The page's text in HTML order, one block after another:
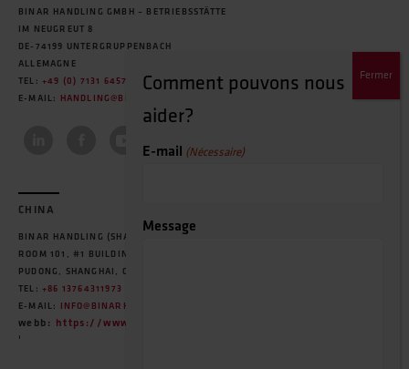
BINAR HANDLING GMBH – BETRIEBSSTÄTTE
IM NEUGREUT 8
DE-74199 UNTERGRUPPENBACH
ALLEMAGNE
TEL: +49 (0) 7131 64575-0
E-MAIL:
HANDLING@BINARHANDLING.DE
CHINA
BINAR HANDLING (SHANGHAI) CO., LTD.
ROOM 101, #1 BUILDING, NO.20, LANE 455, MIAO QIAO ROAD,
PUDONG, SHANGHAI, CHINA
TEL: +86 13764311973
E-MAIL:
INFO@BINARHANDLING.COM.CN
webb: https://www.binarhandling-cn.com
'
E-mail (Nécessaire)
Message